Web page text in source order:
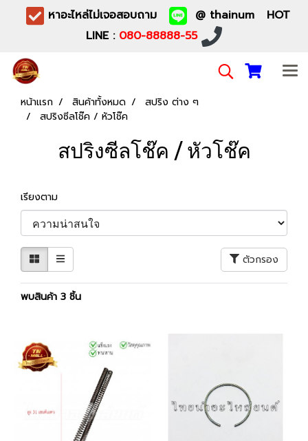
หาอะไหล่ไม่เจอสอบถาม
@ thainum HOT
LINE : 080-88888-55
หน้าแรก สินค้าทั้งหมด
สปริง ต่าง ๆ
สปริงซีลโช๊ค / หัวโช๊ค
สปริงซีลโช๊ค / หัวโช๊ค
เรียงตาม
ตัวกรอง
พบสินค้า 3 ชิ้น